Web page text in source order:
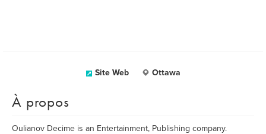
Site Web Ottawa
À propos
Oulianov Decime is an Entertainment, Publishing company.